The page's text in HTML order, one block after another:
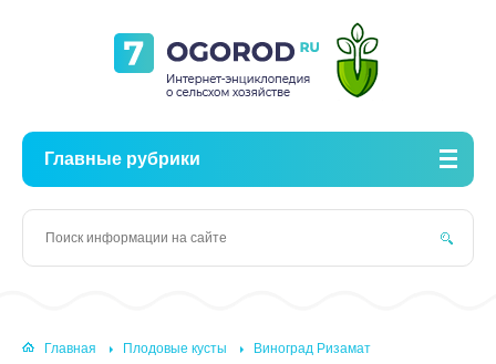
Главные рубрики
Главная Плодовые кусты Виноград Ризамат